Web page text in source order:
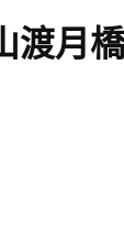
渡月